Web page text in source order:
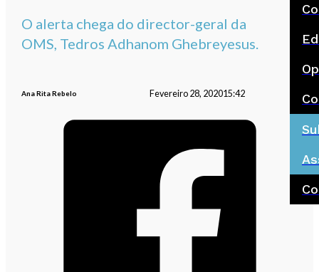
O alerta chega do director-geral da
OMS, Tedros Adhanom Ghebreyesus.
Ana Rita Rebelo Fevereiro 28, 202015:42